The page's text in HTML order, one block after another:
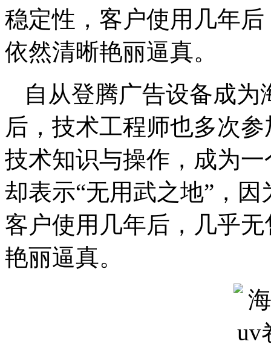
稳定性，客户使用几年
依然清晰艳丽逼真。
自从登腾广告设备成为
后，技术工程师也多次
技术知识与操作，成为
却表示“无用武之地”，
客户使用几年后，几乎
艳丽逼真。